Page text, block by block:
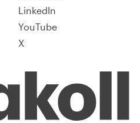
LinkedIn
YouTube
X